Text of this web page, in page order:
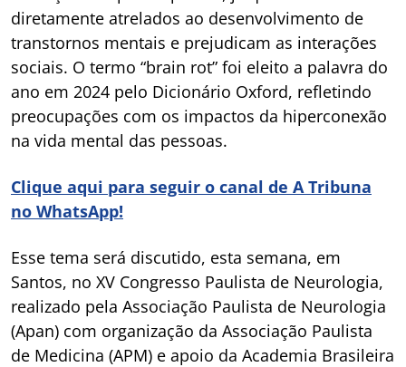
diretamente atrelados ao desenvolvimento de
transtornos mentais e prejudicam as interações
sociais. O termo “brain rot” foi eleito a palavra do
ano em 2024 pelo Dicionário Oxford, refletindo
preocupações com os impactos da hiperconexão
na vida mental das pessoas.
Clique aqui para seguir o canal de A Tribuna
no WhatsApp!
Esse tema será discutido, esta semana, em
Santos, no XV Congresso Paulista de Neurologia,
realizado pela Associação Paulista de Neurologia
(Apan) com organização da Associação Paulista
de Medicina (APM) e apoio da Academia Brasileira